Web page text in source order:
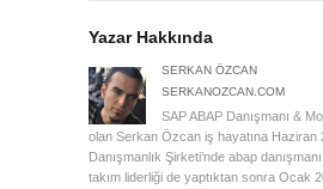
Yazar Hakkında
SERKAN ÖZCAN
SERKANOZCAN.COM
SAP ABAP Danışmanı &
olan Serkan Özcan iş hayatına Haziran
Danışmanlık Şirketi’nde abap
takım liderliği de yaptıktan sonra Ocak